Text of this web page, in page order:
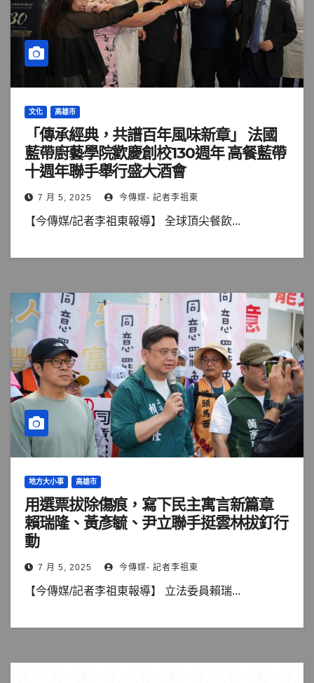
文化 高雄市
「傳承經典，共譜百年風味新章」 法國
藍帶廚藝學院歡慶創校130週年 高餐藍帶
十週年聯手舉行盛大酒會
7 月 5, 2025 今傳媒- 記者李祖東
【今傳媒/記者李祖東報導】 全球頂尖餐飲...
地方大小事 高雄市
用選票拔除傷痕，寫下民主寓言新篇章
賴瑞隆、黃彥毓、尹立聯手挺雲林拔釘行
動
7 月 5, 2025 今傳媒- 記者李祖東
【今傳媒/記者李祖東報導】 立法委員賴瑞...